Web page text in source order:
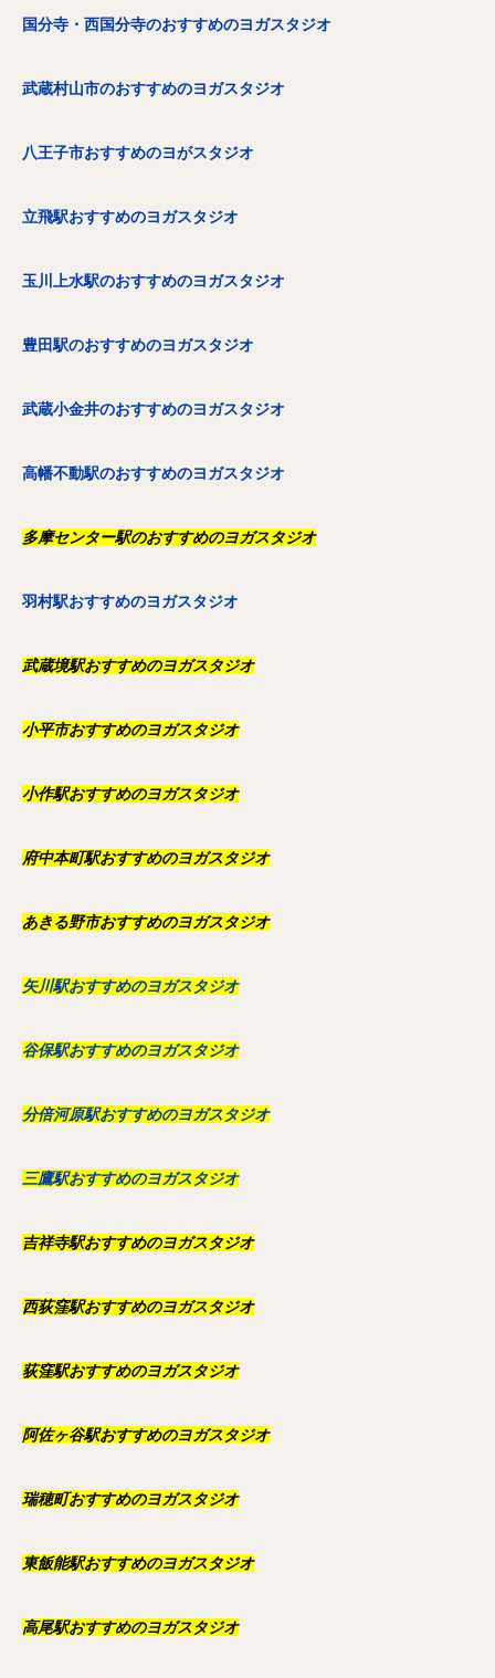
国分寺・西国分寺のおすすめのヨガスタジオ
武蔵村山市のおすすめのヨガスタジオ
八王子市おすすめのヨがスタジオ
立飛駅おすすめのヨガスタジオ
玉川上水駅のおすすめのヨガスタジオ
豊田駅のおすすめのヨガスタジオ
武蔵小金井のおすすめのヨガスタジオ
高幡不動駅のおすすめのヨガスタジオ
多摩センター駅のおすすめのヨガスタジオ
羽村駅おすすめのヨガスタジオ
武蔵境駅おすすめのヨガスタジオ
小平市おすすめのヨガスタジオ
小作駅おすすめのヨガスタジオ
府中本町駅おすすめのヨガスタジオ
あきる野市おすすめのヨガスタジオ
矢川駅おすすめのヨガスタジオ
谷保駅おすすめのヨガスタジオ
分倍河原駅おすすめのヨガスタジオ
三鷹駅おすすめのヨガスタジオ
吉祥寺駅おすすめのヨガスタジオ
西荻窪駅おすすめのヨガスタジオ
荻窪駅おすすめのヨガスタジオ
阿佐ヶ谷駅おすすめのヨガスタジオ
瑞穂町おすすめのヨガスタジオ
東飯能駅おすすめのヨガスタジオ
高尾駅おすすめのヨガスタジオ